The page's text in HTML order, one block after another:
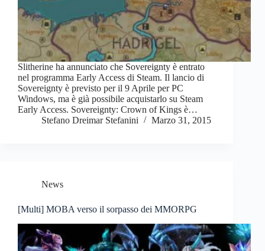
Slitherine ha annunciato che Sovereignty è entrato
nel programma Early Access di Steam. Il lancio di
Sovereignty è previsto per il 9 Aprile per PC
Windows, ma è già possibile acquistarlo su Steam
Early Access. Sovereignty: Crown of Kings è…
Stefano Dreimar Stefanini
Marzo 31, 2015
News
[Multi] MOBA verso il sorpasso dei MMORPG